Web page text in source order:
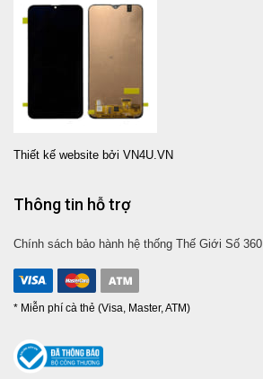
Thiết kế website bởi VN4U.VN
Thông tin hỗ trợ
Chính sách bảo hành hệ thống Thế Giới Số 360
* Miễn phí cà thẻ (Visa, Master, ATM)